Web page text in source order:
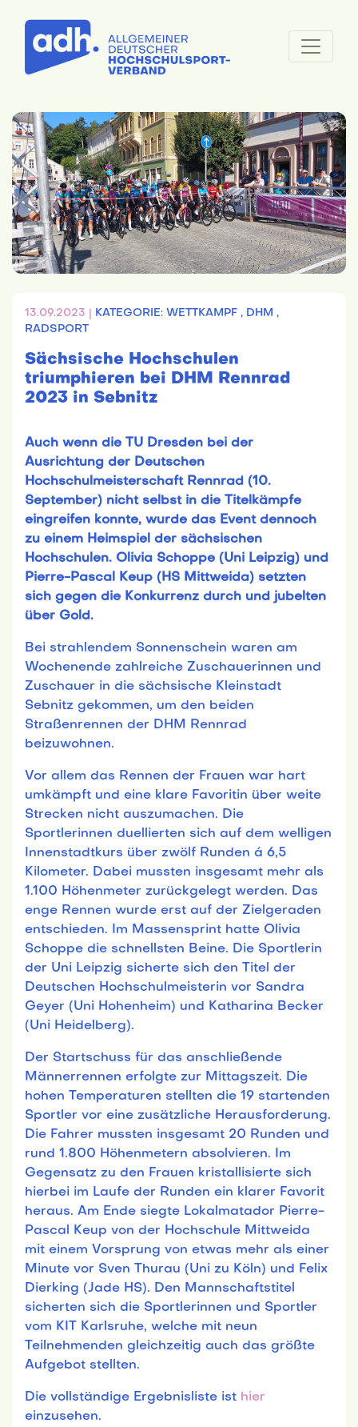
13.09.2023 | KATEGORIE: WETTKAMPF , DHM ,
RADSPORT
Sächsische Hochschulen
triumphieren bei DHM Rennrad
2023 in Sebnitz
Auch wenn die TU Dresden bei der
Ausrichtung der Deutschen
Hochschulmeisterschaft Rennrad (10.
September) nicht selbst in die Titelkämpfe
eingreifen konnte, wurde das Event dennoch
zu einem Heimspiel der sächsischen
Hochschulen. Olivia Schoppe (Uni Leipzig) und
Pierre-Pascal Keup (HS Mittweida) setzten
sich gegen die Konkurrenz durch und jubelten
über Gold.
Bei strahlendem Sonnenschein waren am
Wochenende zahlreiche Zuschauerinnen und
Zuschauer in die sächsische Kleinstadt
Sebnitz gekommen, um den beiden
Straßenrennen der DHM Rennrad
beizuwohnen.
Vor allem das Rennen der Frauen war hart
umkämpft und eine klare Favoritin über weite
Strecken nicht auszumachen. Die
Sportlerinnen duellierten sich auf dem welligen
Innenstadtkurs über zwölf Runden á 6,5
Kilometer. Dabei mussten insgesamt mehr als
1.100 Höhenmeter zurückgelegt werden. Das
enge Rennen wurde erst auf der Zielgeraden
entschieden. Im Massensprint hatte Olivia
Schoppe die schnellsten Beine. Die Sportlerin
der Uni Leipzig sicherte sich den Titel der
Deutschen Hochschulmeisterin vor Sandra
Geyer (Uni Hohenheim) und Katharina Becker
(Uni Heidelberg).
Der Startschuss für das anschließende
Männerrennen erfolgte zur Mittagszeit. Die
hohen Temperaturen stellten die 19 startenden
Sportler vor eine zusätzliche Herausforderung.
Die Fahrer mussten insgesamt 20 Runden und
rund 1.800 Höhenmetern absolvieren. Im
Gegensatz zu den Frauen kristallisierte sich
hierbei im Laufe der Runden ein klarer Favorit
heraus. Am Ende siegte Lokalmatador Pierre-
Pascal Keup von der Hochschule Mittweida
mit einem Vorsprung von etwas mehr als einer
Minute vor Sven Thurau (Uni zu Köln) und Felix
Dierking (Jade HS). Den Mannschaftstitel
sicherten sich die Sportlerinnen und Sportler
vom KIT Karlsruhe, welche mit neun
Teilnehmenden gleichzeitig auch das größte
Aufgebot stellten.
Die vollständige Ergebnisliste ist hier
einzusehen.